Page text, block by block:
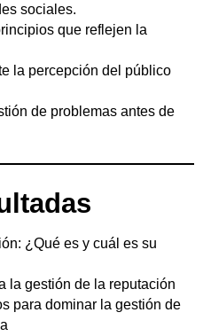
sociales.
que reflejen la
la percepción del público
de problemas antes de
¿Qué es y cuál es su
la gestión de la reputación
para dominar la gestión de